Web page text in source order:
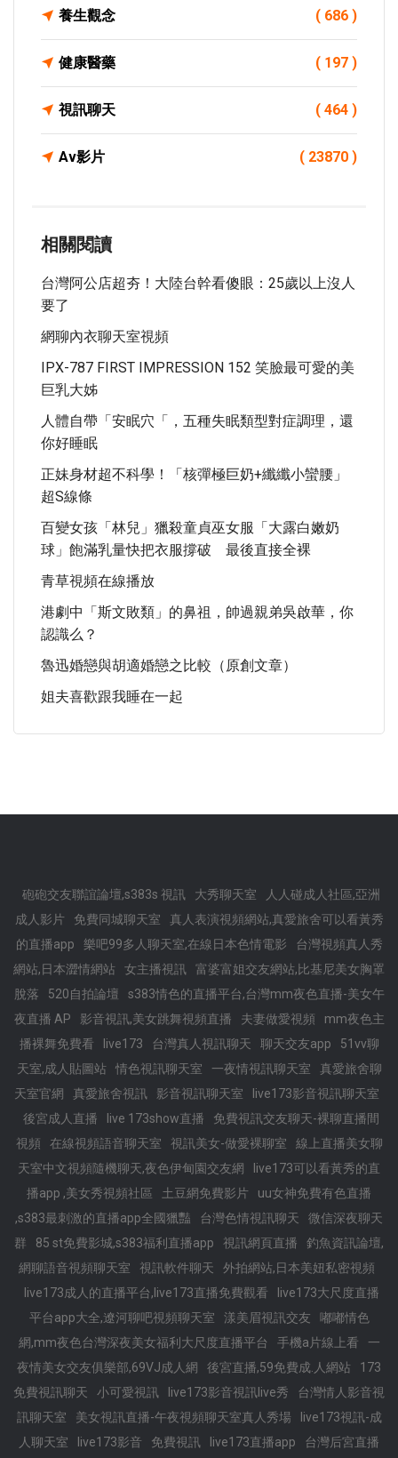
養生觀念 ( 686 )
健康醫藥 ( 197 )
視訊聊天 ( 464 )
Av影片 ( 23870 )
相關閱讀
台灣阿公店超夯！大陸台幹看傻眼：25歲以上沒人
要了
網聊內衣聊天室視頻
IPX-787 FIRST IMPRESSION 152 笑臉最可愛的美
巨乳大姊
人體自帶「安眠穴「，五種失眠類型對症調理，還
你好睡眠
正妹身材超不科學！「核彈極巨奶+纖纖小蠻腰」
超S線條
百變女孩「林兒」獵殺童貞巫女服「大露白嫩奶
球」飽滿乳量快把衣服撐破 最後直接全裸
青草視頻在線播放
港劇中「斯文敗類」的鼻祖，帥過親弟吳啟華，你
認識么？
魯迅婚戀與胡適婚戀之比較（原創文章）
姐夫喜歡跟我睡在一起
砲砲交友聯誼論壇,s383s 視訊 大秀聊天室
人人碰成人社區,亞洲
成人影片
免費同城聊天室
真人表演視頻網站,真愛旅舍可以看黃秀
的直播app
樂吧99多人聊天室,在線日本色情電影
台灣視頻真人秀
網站,日本澀情網站
女主播視訊
富婆富姐交友網站,比基尼美女胸罩
脫落
520自拍論壇
s383情色的直播平台,台灣mm夜色直播-美女午
夜直播 AP
影音視訊,美女跳舞視頻直播 夫妻做愛視頻
mm夜色主
播裸舞免費看
live173 台灣真人視訊聊天 聊天交友app
51vv聊
天室,成人貼圖站
情色視訊聊天室 一夜情視訊聊天室
真愛旅舍聊
天室官網
真愛旅舍視訊 影音視訊聊天室
live173影音視訊聊天室
後宮成人直播
live 173show直播
免費視訊交友聊天-裸聊直播間
視頻
在線視頻語音聊天室 視訊美女-做愛裸聊室
線上直播美女聊
天室中文視頻隨機聊天,夜色伊甸園交友網
live173可以看黃秀的直
播app ,美女秀視頻社區
土豆網免費影片
uu女神免費有色直播
,s383最刺激的直播app全國獵豔
台灣色情視訊聊天
微信深夜聊天
群
85 st免費影城,s383福利直播app 視訊網頁直播
釣魚資訊論壇,
網聊語音視頻聊天室
視訊軟件聊天
外拍網站,日本美妞私密視頻
live173成人的直播平台,live173直播免費觀看
live173大尺度直播
平台app大全,遼河聊吧視頻聊天室
漾美眉視訊交友
嘟嘟情色
網,mm夜色台灣深夜美女福利大尺度直播平台
手機a片線上看
一
夜情美女交友俱樂部,69VJ成人網
後宮直播,59免費成.人網站
173
免費視訊聊天
小可愛視訊 live173影音視訊live秀
台灣情人影音視
訊聊天室
美女視訊直播-午夜視頻聊天室真人秀場
live173視訊-成
人聊天室
live173影音 免費視訊 live173直播app 台灣后宮直播